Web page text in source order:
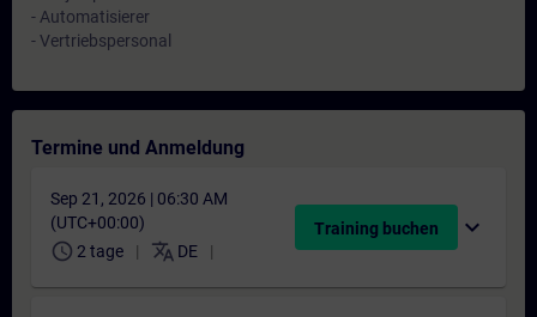
- Automatisierer
- Vertriebspersonal
Termine und Anmeldung
Sep 21, 2026 | 06:30 AM
(UTC+00:00)
schedule 2 tage translate DE
Training buchen expand_more